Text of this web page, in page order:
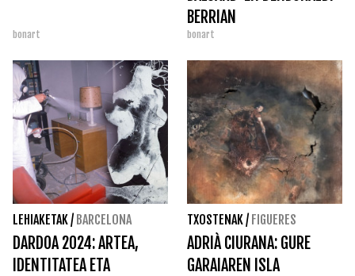
bonart
BERRIAN
bonart
LEHIAKETAK/ BARCELONA
DARDOA 2024: ARTEA,
IDENTITATEA ETA
TXOSTENAK/ FIGUERES
ADRIÀ CIURANA: GURE
GARAIAREN ISLA